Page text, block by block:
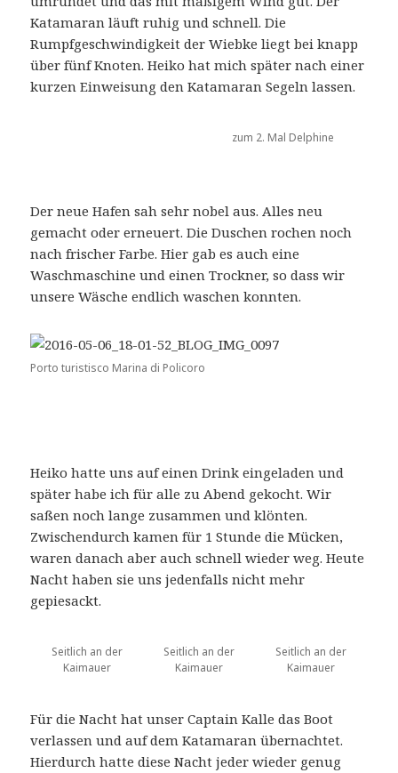
Katamaran läuft ruhig und schnell. Die
Rumpfgeschwindigkeit der Wiebke liegt bei knapp
über fünf Knoten. Heiko hat mich später nach einer
kurzen Einweisung den Katamaran Segeln lassen.
zum 2. Mal Delphine
Der neue Hafen sah sehr nobel aus. Alles neu
gemacht oder erneuert. Die Duschen rochen noch
nach frischer Farbe. Hier gab es auch eine
Waschmaschine und einen Trockner, so dass wir
unsere Wäsche endlich waschen konnten.
Porto turistisco Marina di Policoro
Heiko hatte uns auf einen Drink eingeladen und
später habe ich für alle zu Abend gekocht. Wir
saßen noch lange zusammen und klönten.
Zwischendurch kamen für 1 Stunde die Mücken,
waren danach aber auch schnell wieder weg. Heute
Nacht haben sie uns jedenfalls nicht mehr
gepiesackt.
Seitlich an der
Kaimauer
Seitlich an der
Kaimauer
Seitlich an der
Kaimauer
Für die Nacht hat unser Captain Kalle das Boot
verlassen und auf dem Katamaran übernachtet.
Hierdurch hatte diese Nacht jeder wieder genug